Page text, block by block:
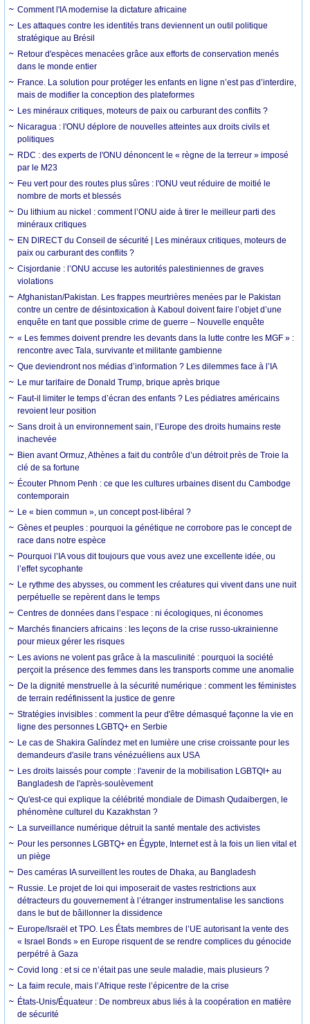
Comment l'IA modernise la dictature africaine
Les attaques contre les identités trans deviennent un outil politique
stratégique au Brésil
Retour d'espèces menacées grâce aux efforts de conservation menés
dans le monde entier
France. La solution pour protéger les enfants en ligne n’est pas d’interdire,
mais de modifier la conception des plateformes
Les minéraux critiques, moteurs de paix ou carburant des conflits ?
Nicaragua : l'ONU déplore de nouvelles atteintes aux droits civils et
politiques
RDC : des experts de l'ONU dénoncent le « règne de la terreur » imposé
par le M23
Feu vert pour des routes plus sûres : l'ONU veut réduire de moitié le
nombre de morts et blessés
Du lithium au nickel : comment l’ONU aide à tirer le meilleur parti des
minéraux critiques
EN DIRECT du Conseil de sécurité | Les minéraux critiques, moteurs de
paix ou carburant des conflits ?
Cisjordanie : l’ONU accuse les autorités palestiniennes de graves
violations
Afghanistan/Pakistan. Les frappes meurtrières menées par le Pakistan
contre un centre de désintoxication à Kaboul doivent faire l’objet d’une
enquête en tant que possible crime de guerre – Nouvelle enquête
« Les femmes doivent prendre les devants dans la lutte contre les MGF » :
rencontre avec Tala, survivante et militante gambienne
Que deviendront nos médias d’information ? Les dilemmes face à l’IA
Le mur tarifaire de Donald Trump, brique après brique
Faut-il limiter le temps d’écran des enfants ? Les pédiatres américains
revoient leur position
Sans droit à un environnement sain, l’Europe des droits humains reste
inachevée
Bien avant Ormuz, Athènes a fait du contrôle d’un détroit près de Troie la
clé de sa fortune
Écouter Phnom Penh : ce que les cultures urbaines disent du Cambodge
contemporain
Le « bien commun », un concept post-libéral ?
Gènes et peuples : pourquoi la génétique ne corrobore pas le concept de
race dans notre espèce
Pourquoi l’IA vous dit toujours que vous avez une excellente idée, ou
l’effet sycophante
Le rythme des abysses, ou comment les créatures qui vivent dans une nuit
perpétuelle se repèrent dans le temps
Centres de données dans l’espace : ni écologiques, ni économes
Marchés financiers africains : les leçons de la crise russo-ukrainienne
pour mieux gérer les risques
Les avions ne volent pas grâce à la masculinité : pourquoi la société
perçoit la présence des femmes dans les transports comme une anomalie
De la dignité menstruelle à la sécurité numérique : comment les féministes
de terrain redéfinissent la justice de genre
Stratégies invisibles : comment la peur d'être démasqué façonne la vie en
ligne des personnes LGBTQ+ en Serbie
Le cas de Shakira Galíndez met en lumière une crise croissante pour les
demandeurs d'asile trans vénézuéliens aux USA
Les droits laissés pour compte : l'avenir de la mobilisation LGBTQI+ au
Bangladesh de l'après-soulèvement
Qu'est-ce qui explique la célébrité mondiale de Dimash Qudaibergen, le
phénomène culturel du Kazakhstan ?
La surveillance numérique détruit la santé mentale des activistes
Pour les personnes LGBTQ+ en Égypte, Internet est à la fois un lien vital et
un piège
Des caméras IA surveillent les routes de Dhaka, au Bangladesh
Russie. Le projet de loi qui imposerait de vastes restrictions aux
détracteurs du gouvernement à l’étranger instrumentalise les sanctions
dans le but de bâillonner la dissidence
Europe/Israël et TPO. Les États membres de l’UE autorisant la vente des
« Israel Bonds » en Europe risquent de se rendre complices du génocide
perpétré à Gaza
Covid long : et si ce n’était pas une seule maladie, mais plusieurs ?
La faim recule, mais l’Afrique reste l’épicentre de la crise
États-Unis/Équateur : De nombreux abus liés à la coopération en matière
de sécurité